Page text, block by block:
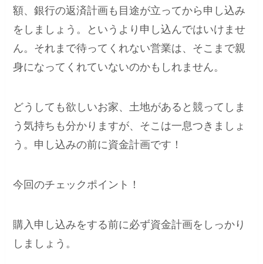
額、銀行の返済計画も目途が立ってから申し込み
をしましょう。というより申し込んではいけませ
ん。それまで待ってくれない営業は、そこまで親
身になってくれていないのかもしれません。
どうしても欲しいお家、土地があると競ってしま
う気持ちも分かりますが、そこは一息つきましょ
う。申し込みの前に資金計画です！
今回のチェックポイント！
購入申し込みをする前に必ず資金計画をしっかり
しましょう。